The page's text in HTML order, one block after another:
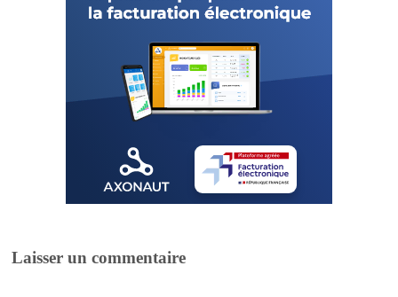
Laisser un commentaire